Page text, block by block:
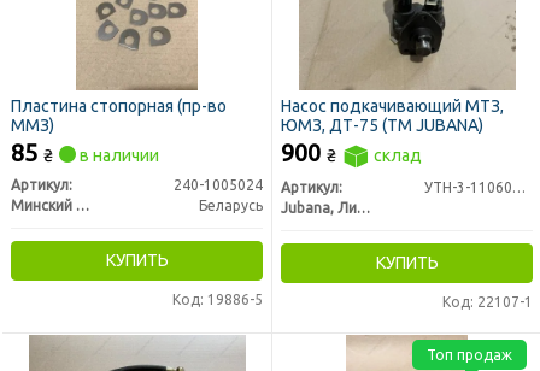
Пластина стопорная (пр-во
ММЗ)
85 ₴ в наличии
Артикул:
240-1005024
Минский Моторный Завод
Беларусь
КУПИТЬ
Код: 19886-5
Насос подкачивающий МТЗ,
ЮМЗ, ДТ-75 (ТМ JUBANA)
900 ₴ склад
Артикул:
УТН-3-1106010-А4
Jubana, Литва
КУПИТЬ
Код: 22107-1
Топ продаж